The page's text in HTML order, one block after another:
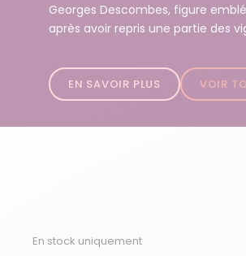
Georges Descombes, figure
après avoir repris une partie des
EN SAVOIR PLUS VOIR
En stock uniquement